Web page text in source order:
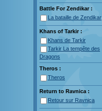
Battle For Zendikar :
La bataille de Zendikar
Khans of Tarkir :
Khans de Tarkir
Tarkir La tempête des
Dragons
Theros :
Theros
Return to Ravnica :
Retour sur Ravnica